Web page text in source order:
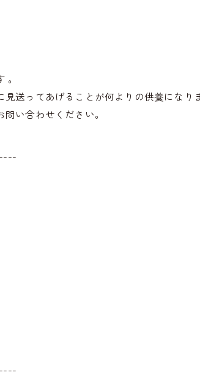
送ってあげることが何よりの供養になり
い合わせください。